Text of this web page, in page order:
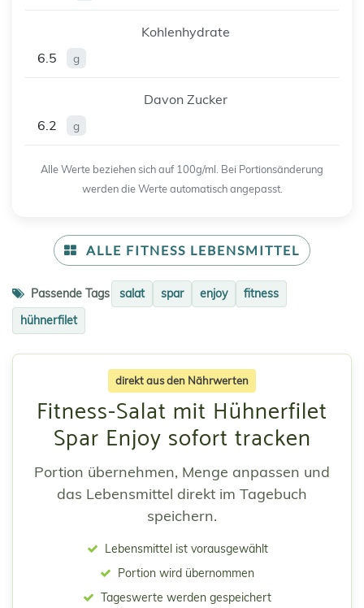
Kohlenhydrate
6.5
g
Davon Zucker
6.2
g
Alle Werte beziehen sich auf 100g/ml. Bei Portionsänderung
werden die Werte automatisch angepasst.
ALLE FITNESS LEBENSMITTEL
Passende Tags salat spar enjoy
fitness
hühnerfilet
direkt aus den Nährwerten
Fitness-Salat mit Hühnerfilet
Spar Enjoy sofort tracken
Portion übernehmen, Menge anpassen und
das Lebensmittel direkt im Tagebuch
speichern.
Lebensmittel ist vorausgewählt
Portion wird übernommen
Tageswerte werden gespeichert